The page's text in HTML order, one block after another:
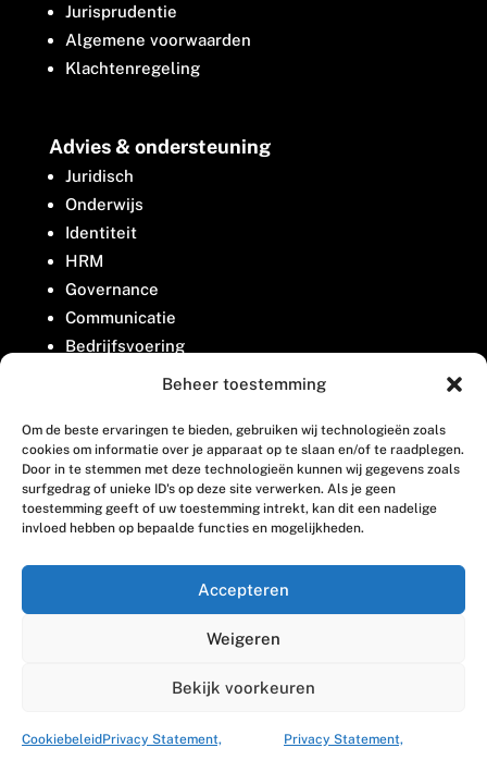
Beheer toestemming
Om de beste ervaringen te bieden, gebruiken wij technologieën zoals
cookies om informatie over je apparaat op te slaan en/of te raadplegen.
Door in te stemmen met deze technologieën kunnen wij gegevens zoals
surfgedrag of unieke ID's op deze site verwerken. Als je geen
toestemming geeft of uw toestemming intrekt, kan dit een nadelige
invloed hebben op bepaalde functies en mogelijkheden.
Accepteren
Weigeren
Bekijk voorkeuren
CookiebeleidPrivacy Statement, Privacy Statement,
Jurisprudentie
Algemene voorwaarden
Klachtenregeling
Advies & ondersteuning
Juridisch
Onderwijs
Identiteit
HRM
Governance
Communicatie
Bedrijfsvoering
Belangenbehartiging
Contact
Houttuinlaan 8
3447 GM Woerden